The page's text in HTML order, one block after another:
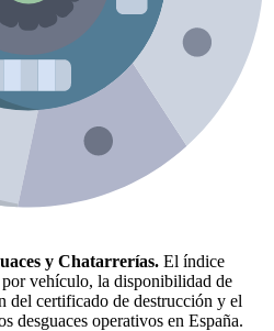
y Chatarrerías. El índice
vehículo, la disponibilidad de
del certificado de destrucción y el
desguaces operativos en España.